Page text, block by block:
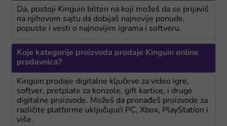
Da, postoji Kinguin bilten na koji možeš da se prijaviš
na njihovom sajtu da dobijaš najnovije ponude,
popuste i vesti o najnovijim igrama i softveru.
Koje kategorije proizvoda prodaje Kinguin online
prodavnica?
Kinguin prodaje digitalne ključeve za video igre,
softver, pretplate za konzole, gift kartice, i druge
digitalne proizvode. Možeš da pronađeš proizvode za
različite platforme uključujući PC, Xbox, PlayStation i
više.